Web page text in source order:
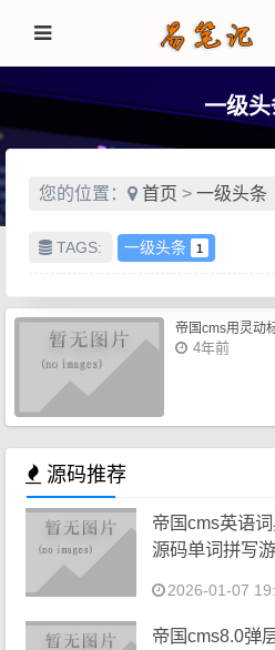
一级头
您的位置： 首页 > 一级头条
TAGS: 一级头条 1
帝国cms用灵动
4年前
源码推荐
帝国cms英语
源码单词拼写
2026-01-07
帝国cms8.0弹